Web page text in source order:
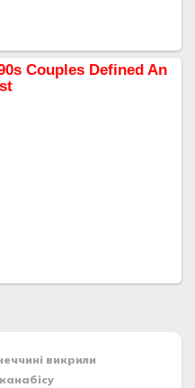
викрили